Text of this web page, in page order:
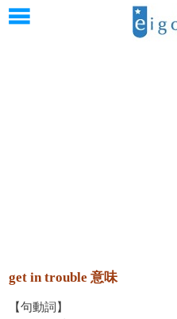
get in trouble 意味
【句動詞】